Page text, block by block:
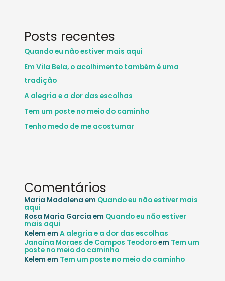
Posts recentes
Quando eu não estiver mais aqui
Em Vila Bela, o acolhimento também é uma
tradição
A alegria e a dor das escolhas
Tem um poste no meio do caminho
Tenho medo de me acostumar
Comentários
Maria Madalena em Quando eu não estiver mais
aqui
Rosa Maria Garcia em Quando eu não estiver
mais aqui
Kelem emA alegria e a dor das escolhas
Janaína Moraes de Campos Teodoroem Tem um
poste no meio do caminho
Kelem em Tem um poste no meio do caminho